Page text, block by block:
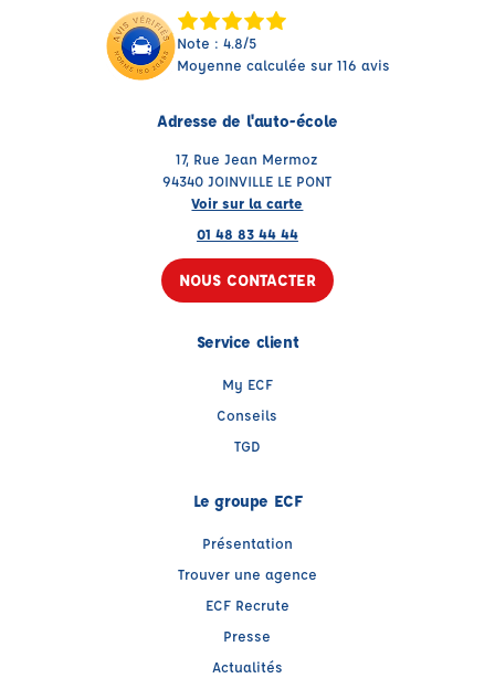
Note : 4.8/5
Moyenne calculée sur 116 avis
Adresse de l'auto-école
17, Rue Jean Mermoz
94340 JOINVILLE LE PONT
Voir sur la carte
01 48 83 44 44
NOUS CONTACTER
Service client
My ECF
Conseils
TGD
Le groupe ECF
Présentation
Trouver une agence
ECF Recrute
Presse
Actualités